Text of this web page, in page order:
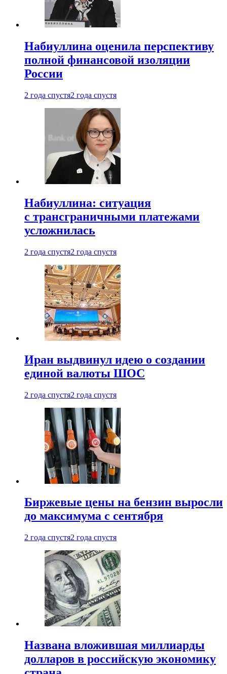
Набиуллина оценила перспективу
полной финансовой изоляции
России
2 года спустя2 года спустя
Набиуллина: ситуация
с трансграничными платежами
усложнилась
2 года спустя2 года спустя
Иран выдвинул идею о создании
единой валюты ШОС
2 года спустя2 года спустя
Биржевые цены на бензин выросли
до максимума с сентября
2 года спустя2 года спустя
Названа вложившая миллиарды
долларов в российскую экономику